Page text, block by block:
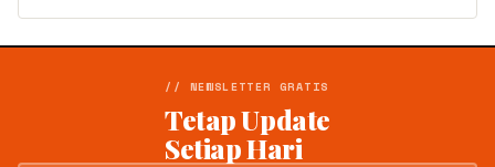
// NEWSLETTER GRATIS
Tetap Update
Setiap Hari